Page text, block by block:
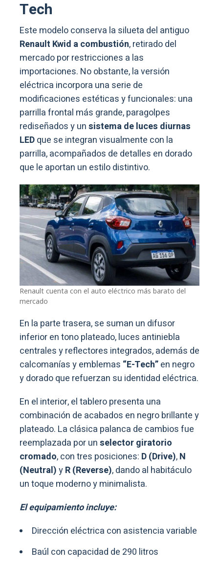
Tech
Este modelo conserva la silueta del antiguo
Renault Kwid a combustión, retirado del
mercado por restricciones a las
importaciones. No obstante, la versión
eléctrica incorpora una serie de
modificaciones estéticas y funcionales: una
parrilla frontal más grande, paragolpes
rediseñados y unsistema de luces diurnas
LEDque se integran visualmente con la
parrilla, acompañados de detalles en dorado
que le aportan un estilo distintivo.
Renault cuenta con el auto eléctrico más barato del
mercado
En la parte trasera, se suman un difusor
inferior en tono plateado, luces antiniebla
centrales y reflectores integrados, además de
calcomanías y emblemas “E-Tech”en negro
y dorado que refuerzan su identidad eléctrica.
En el interior, el tablero presenta una
combinación de acabados en negro brillante y
plateado. La clásica palanca de cambios fue
reemplazada por unselector giratorio
cromado, con tres posiciones: D (Drive),N
(Neutral)yR (Reverse), dando al habitáculo
un toque moderno y minimalista.
El equipamiento incluye:
Dirección eléctrica con asistencia variable
Baúl con capacidad de 290 litros